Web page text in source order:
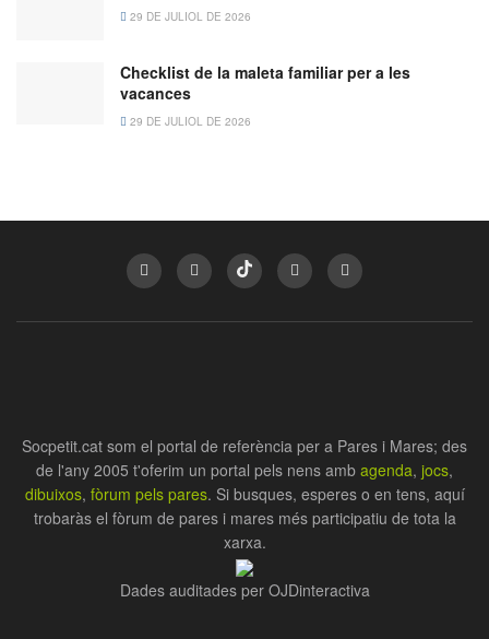
29 DE JULIOL DE 2026
Checklist de la maleta familiar per a les
vacances
29 DE JULIOL DE 2026
Socpetit.cat som el portal de referència per a Pares i Mares; des
de l'any 2005 t'oferim un portal pels nens amb agenda, jocs,
dibuixos, fòrum pels pares. Si busques, esperes o en tens, aquí
trobaràs el fòrum de pares i mares més participatiu de tota la
xarxa.
Dades auditades per OJDinteractiva